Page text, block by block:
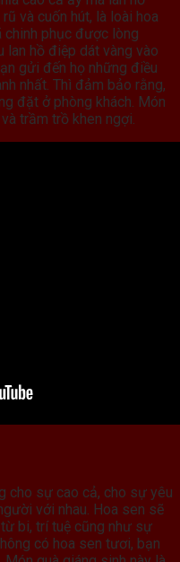
và cuốn hút, là loài hoa
chinh phục được lòng
lan hồ điệp dát vàng vào
gửi đến họ những điều
nhất. Thì đảm bảo rằng,
đặt ở phòng khách. Món
trầm trồ khen ngợi.
cho sự cao cả, cho sự yêu
với nhau. Hoa sen sẽ
bi, trí tuệ cũng như sự
có hoa sen tươi, bạn